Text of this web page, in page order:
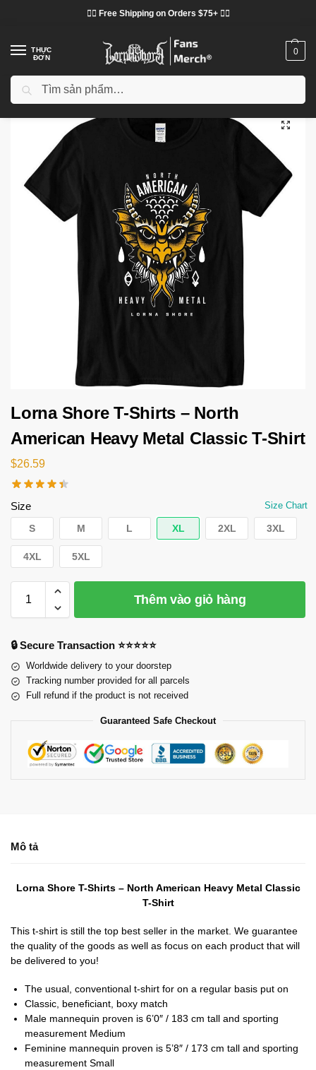
❤️‍🔥 Free Shipping on Orders $75+ ❤️‍🔥
THỰC
ĐƠN
0
Trang chủ / Cửa hàng / Lorna Shore vải
Lorna Shore T-Shirts – North
American Heavy Metal Classic T-Shirt
$26.59
Size Size Chart
S M L XL 2XL 3XL
4XL 5XL
Thêm vào giỏ hàng
🔒 Secure Transaction ⭐⭐⭐⭐⭐
Worldwide delivery to your doorstep
Tracking number provided for all parcels
Full refund if the product is not received
Guaranteed Safe Checkout
Mô tả
Lorna Shore T-Shirts – North American Heavy Metal Classic
T-Shirt
This t-shirt is still the top best seller in the market. We guarantee
the quality of the goods as well as focus on each product that will
be delivered to you!
The usual, conventional t-shirt for on a regular basis put on
Classic, beneficiant, boxy match
Male mannequin proven is 6’0″ / 183 cm tall and sporting
measurement Medium
Feminine mannequin proven is 5’8″ / 173 cm tall and sporting
measurement Small